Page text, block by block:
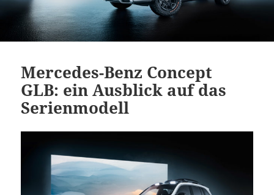
Mercedes-Benz Concept
GLB: ein Ausblick auf das
Serienmodell